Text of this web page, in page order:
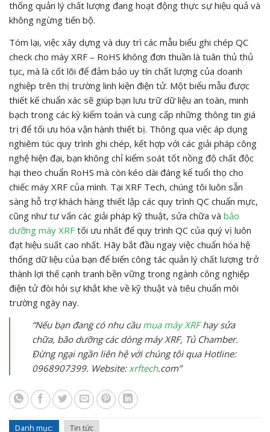
thống quản lý chất lượng đang hoạt động thực sự hiệu quả và
không ngừng tiến bộ.
Tóm lại, việc xây dựng và duy trì các mẫu biểu ghi chép QC
check cho máy XRF – RoHS không đơn thuần là tuân thủ thủ
tục, mà là cốt lõi để đảm bảo uy tín chất lượng của doanh
nghiệp trên thị trường linh kiện điện tử. Một biểu mẫu được
thiết kế chuẩn xác sẽ giúp bạn lưu trữ dữ liệu an toàn, minh
bạch trong các kỳ kiểm toán và cung cấp những thông tin giá
trị để tối ưu hóa vận hành thiết bị. Thông qua việc áp dụng
nghiêm túc quy trình ghi chép, kết hợp với các giải pháp công
nghệ hiện đại, bạn không chỉ kiểm soát tốt nồng độ chất độc
hại theo chuẩn RoHS mà còn kéo dài đáng kể tuổi thọ cho
chiếc máy XRF của mình. Tại XRF Tech, chúng tôi luôn sẵn
sàng hỗ trợ khách hàng thiết lập các quy trình QC chuẩn mực,
cũng như tư vấn các giải pháp kỹ thuật, sửa chữa và bảo
dưỡng máy XRF tối ưu nhất để quy trình QC của quý vị luôn
đạt hiệu suất cao nhất. Hãy bắt đầu ngay việc chuẩn hóa hệ
thống dữ liệu của bạn để biến công tác quản lý chất lượng trở
thành lợi thế cạnh tranh bền vững trong ngành công nghiệp
điện tử đòi hỏi sự khắt khe về kỹ thuật và tiêu chuẩn môi
trường ngày nay.
“Nếu bạn đang có nhu cầu mua máy XRFhay sửa
chữa, bão dưỡng các dòng máy XRF, Tủ Chamber.
Đừng ngại ngần liên hệ với chúng tôi qua Hotline:
0968907399. Website: xrftech.com”
Danh mục:
Tin tức